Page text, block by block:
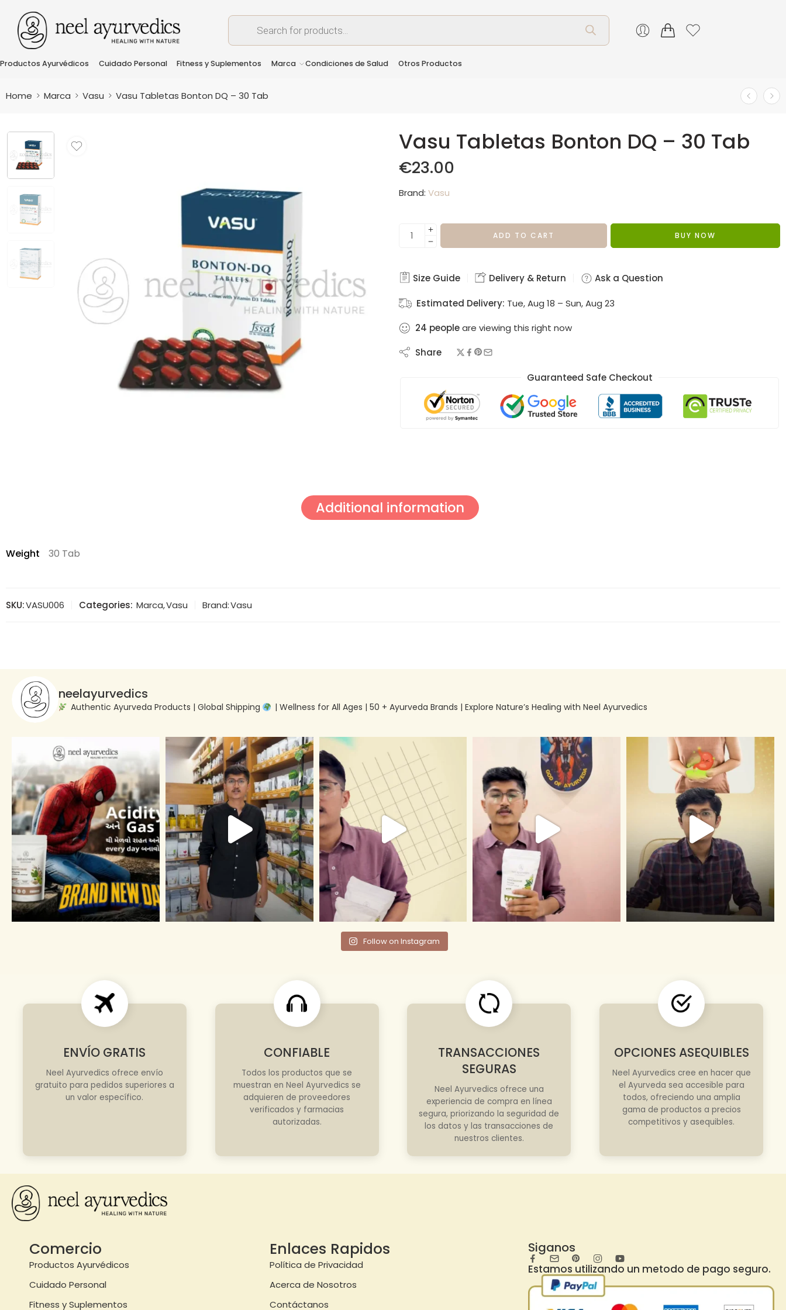
Productos Ayurvédicos Cuidado Personal Fitness y Suplementos Marca Condiciones de Salud Otros Productos
Home Marca Vasu Vasu Tabletas Bonton DQ – 30 Tab
Vasu Tabletas Bonton DQ – 30 Tab
€23.00
Brand: Vasu
ADD TO CART BUY NOW
Size Guide Delivery & Return Ask a Question
Estimated Delivery: Tue, Aug 18 – Sun, Aug 23
24 peopleare viewing this right now
Share
Guaranteed Safe Checkout
Additional information
Weight 30 Tab
SKU:VASU006 Categories: Marca,Vasu Brand:Vasu
neelayurvedics
Authentic Ayurveda Products | Global Shipping | Wellness for All Ages | 50 + Ayurveda Brands | Explore Nature’s Healing with Neel Ayurvedics
Follow on Instagram
ENVÍO GRATIS
Neel Ayurvedics ofrece envío
gratuito para pedidos superiores a
un valor específico.
CONFIABLE
Todos los productos que se
muestran en Neel Ayurvedics se
adquieren de proveedores
verificados y farmacias
autorizadas.
TRANSACCIONES
SEGURAS
Neel Ayurvedics ofrece una
experiencia de compra en línea
segura, priorizando la seguridad de
los datos y las transacciones de
nuestros clientes.
OPCIONES ASEQUIBLES
Neel Ayurvedics cree en hacer que
el Ayurveda sea accesible para
todos, ofreciendo una amplia
gama de productos a precios
competitivos y asequibles.
Comercio
Productos Ayurvédicos
Cuidado Personal
Fitness y Suplementos
Enlaces Rapidos
Política de Privacidad
Acerca de Nosotros
Contáctanos
Siganos
Estamos utilizando un metodo de pago seguro.